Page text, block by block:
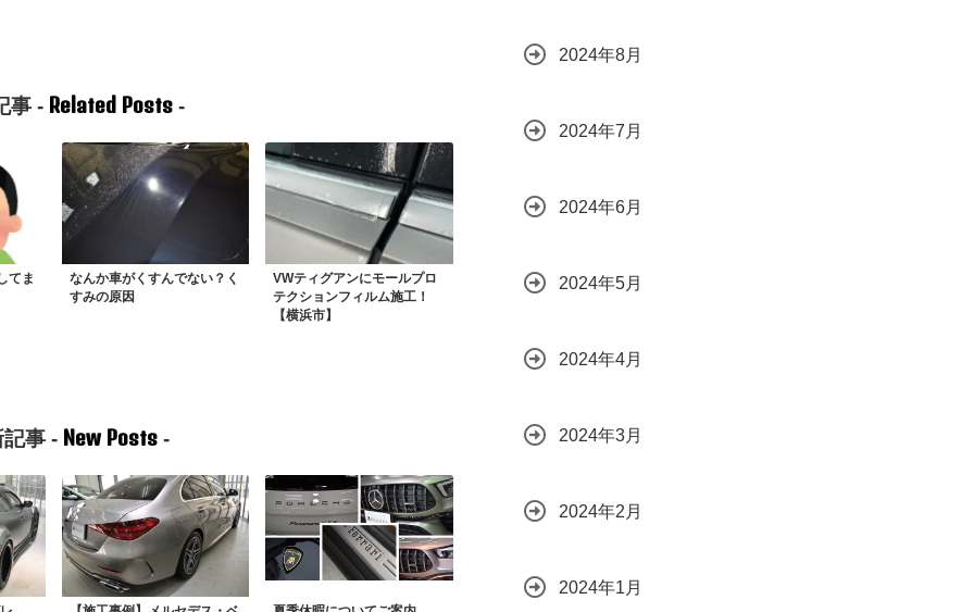
事 - Related Posts-
てま
なんか車がくすんでない？く
すみの原因
VWティグアンにモールプロ
テクションフィルム施工！
【横浜市】
事 - New Posts -
2024年8月
2024年7月
2024年6月
2024年5月
2024年4月
2024年3月
2024年2月
2024年1月